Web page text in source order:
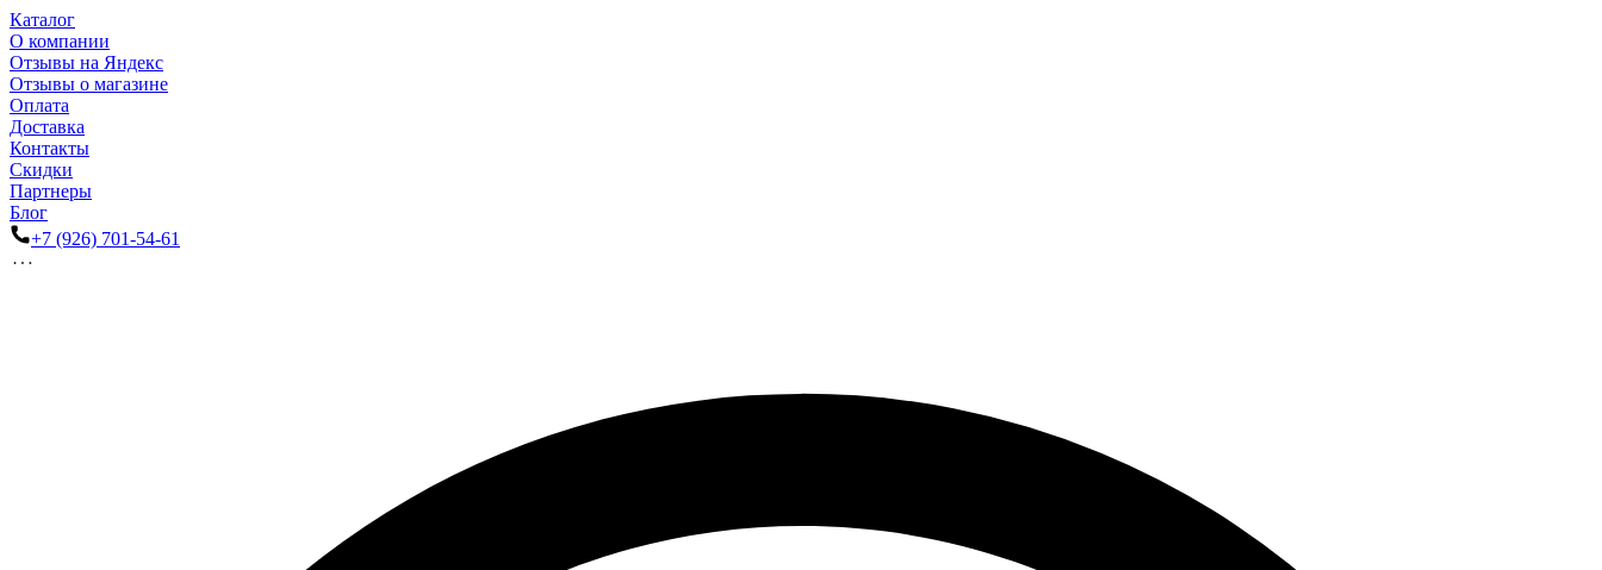
Каталог
О компании
Отзывы на Яндекс
Отзывы о магазине
Оплата
Доставка
Контакты
Скидки
Партнеры
Блог
+7 (926) 701-54-61